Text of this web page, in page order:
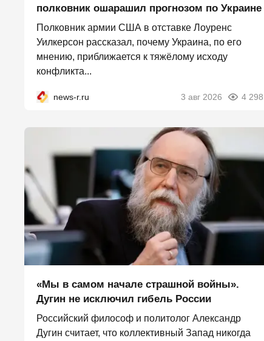
полковник ошарашил прогнозом по Украине
Полковник армии США в отставке Лоуренс
Уилкерсон рассказал, почему Украина, по его
мнению, приближается к тяжёлому исходу
конфликта...
news-r.ru 3 авг 2026 4 298
«Мы в самом начале страшной войны».
Дугин не исключил гибель России
Российский философ и политолог Александр
Дугин считает, что коллективный Запад никогда